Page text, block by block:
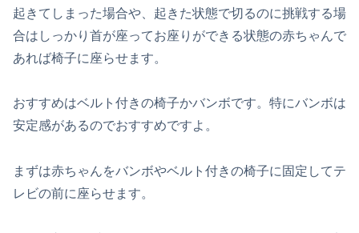
起きてしまった場合や、起きた状態で切るのに挑戦する場
合はしっかり首が座ってお座りができる状態の赤ちゃんで
あれば椅子に座らせます。
おすすめはベルト付きの椅子かバンボです。特にバンボは
安定感があるのでおすすめですよ。
まずは赤ちゃんをバンボやベルト付きの椅子に固定してテ
レビの前に座らせます。